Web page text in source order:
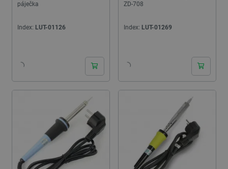
páječka
Index: LUT-01126
ZD-708
Index: LUT-01269